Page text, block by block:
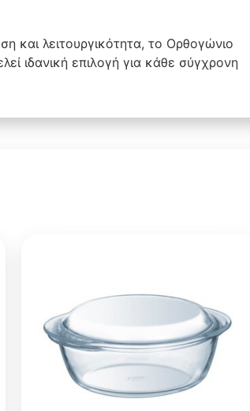
και λειτουργικότητα, το Ορθογώνιο
ιδανική επιλογή για κάθε σύγχρονη